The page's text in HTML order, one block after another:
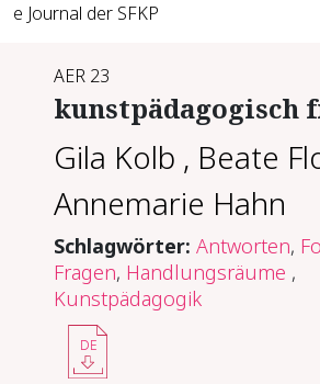
e Journal der SFKP
AER 23
kunstpädagogisch
Gila Kolb , Beate
Annemarie Hahn
Schlagwörter:Antworten,
Fragen, Handlungsräume ,
Kunstpädagogik
DE